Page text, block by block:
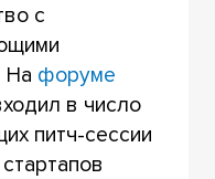
с
На форуме
в число
питч-сессии